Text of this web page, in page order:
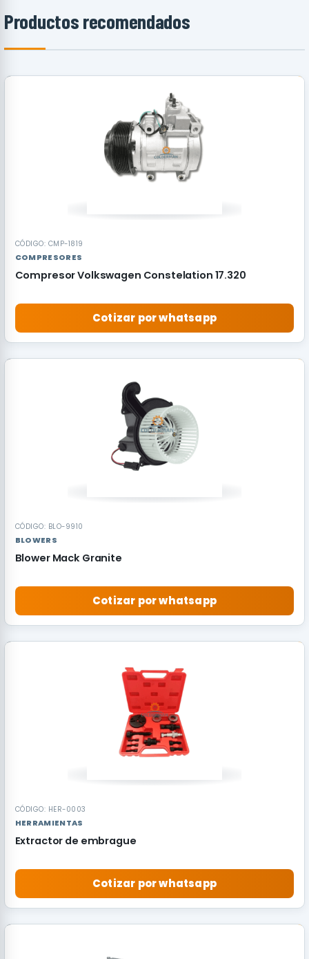
Productos recomendados
CÓDIGO: CMP-1819
COMPRESORES
Compresor Volkswagen Constelation 17.320
Cotizar por whatsapp
CÓDIGO: BLO-9910
BLOWERS
Blower Mack Granite
Cotizar por whatsapp
CÓDIGO: HER-0003
HERRAMIENTAS
Extractor de embrague
Cotizar por whatsapp